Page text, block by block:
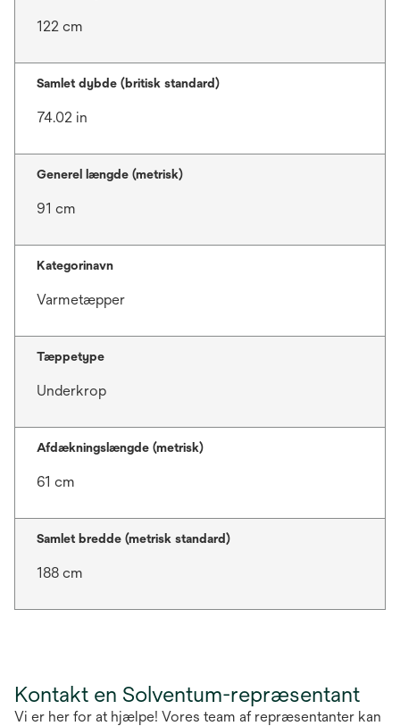
122 cm
Samlet dybde (britisk standard)
74.02 in
Generel længde (metrisk)
91 cm
Kategorinavn
Varmetæpper
Tæppetype
Underkrop
Afdækningslængde (metrisk)
61 cm
Samlet bredde (metrisk standard)
188 cm
Kontakt en Solventum-repræsentant
Vi er her for at hjælpe! Vores team af repræsentanter kan